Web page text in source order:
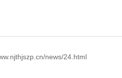
news/24.html